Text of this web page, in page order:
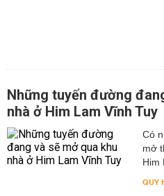
Những tuyến đường
nhà ở Him Lam Vĩnh Tuy
Có
mở
Him
QUY